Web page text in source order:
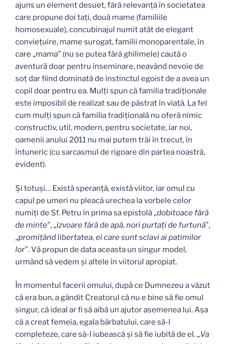
ajuns un element desuet, fără relevanţă în societatea
care propune doi taţi, două mame (familiile
homosexuale), concubinajul numit atât de elegant
convieţuire, mame surogat, familii monoparentale, în
care „mama” (nu se putea fără ghilimele) caută o
aventură doar pentru inseminare, neavând nevoie de
soţ dar fiind dominată de instinctul egoist de a avea un
copil doar pentru ea. Mulţi spun că familia tradiţionale
este imposibil de realizat sau de păstrat în viaţă. La fel
cum mulţi spun că familia tradiţională nu oferă nimic
constructiv, util, modern, pentru societate, iar noi,
oamenii anului 2011 nu mai putem trăi în trecut, în
întuneric (cu sarcasmul de rigoare din partea noastră,
evident).
Şi totuşi… Există speranţă, există viitor, iar omul cu
capul pe umeri nu pleacă urechea la vorbele celor
numiţi de Sf. Petru în prima sa epistolă „dobitoace fără
de minte”, „izvoarefără de apă, nori purtaţi de furtună”,
„promiţând libertatea, ei care sunt sclavi ai patimilor
lor”. Vă propun de data aceasta un singur model,
urmând să vedem şi altele în viitorul apropiat.
În momentul facerii omului, după ce Dumnezeu a văzut
că era bun, a gândit Creatorul că nu e bine să fie omul
singur, că ideal ar fi să aibă un ajutor asemenea lui. Aşa
că a creat femeia, egala bărbatului, care să-l
completeze, care să-l iubească şi să fie iubită de el. „Va